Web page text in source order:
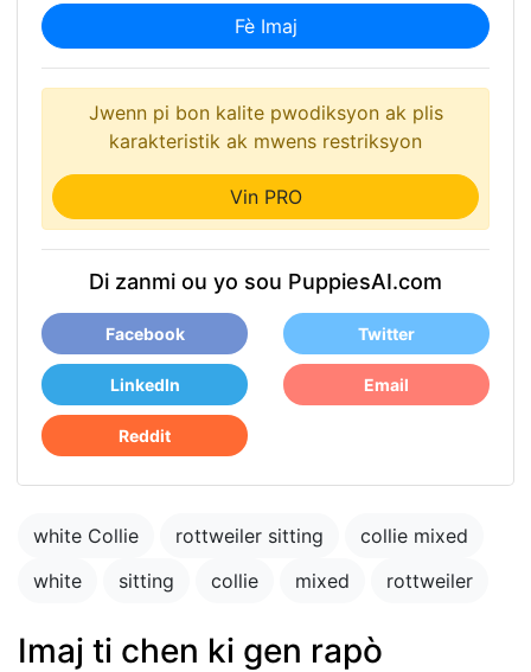
Fè Imaj
Jwenn pi bon kalite pwodiksyon ak plis
karakteristik ak mwens restriksyon
Vin PRO
Di zanmi ou yo sou PuppiesAI.com
Facebook Twitter
LinkedIn Email
Reddit
white Collie rottweiler sitting
collie mixed
white
sitting collie mixed rottweiler
Imaj ti chen ki gen rapò